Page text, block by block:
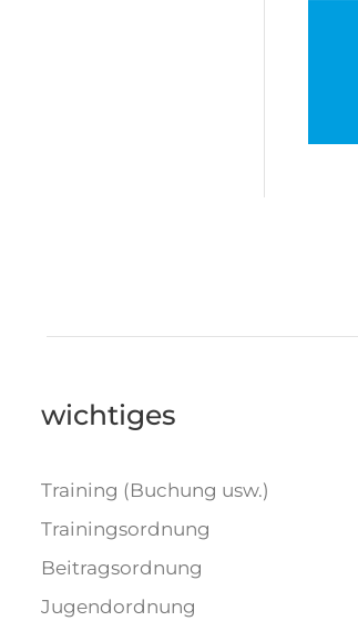
wichtiges
Training (Buchung usw.)
Trainingsordnung
Beitragsordnung
Jugendordnung